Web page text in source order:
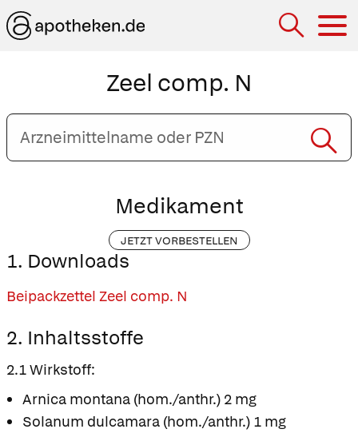
Zeel comp. N
Arzneimittelname
oder
PZN
Medikament
JETZT VORBESTELLEN
1. Downloads
Beipackzettel Zeel comp. N
2. Inhaltsstoffe
2.1 Wirkstoff:
Arnica montana (hom./anthr.) 2 mg
Solanum dulcamara (hom./anthr.) 1 mg